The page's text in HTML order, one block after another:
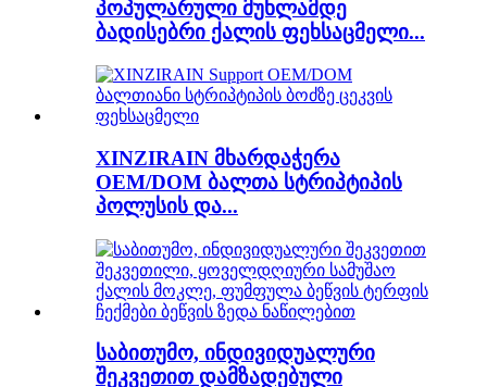
პოპულარული მუხლამდე
ბადისებრი ქალის ფეხსაცმელი...
XINZIRAIN მხარდაჭერა
OEM/DOM ბალთა სტრიპტიპის
პოლუსის და...
საბითუმო, ინდივიდუალური
შეკვეთით დამზადებული